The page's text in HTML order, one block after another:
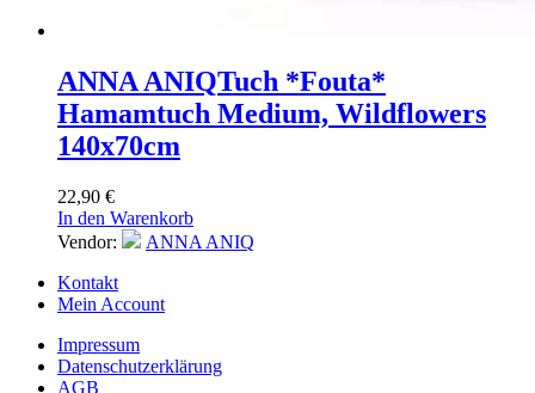
ANNA ANIQTuch *Fouta*
Hamamtuch Medium, Wildflowers
140x70cm
22,90 €
In den Warenkorb
Vendor:
ANNA ANIQ
Kontakt
Mein Account
Impressum
Datenschutzerklärung
AGB